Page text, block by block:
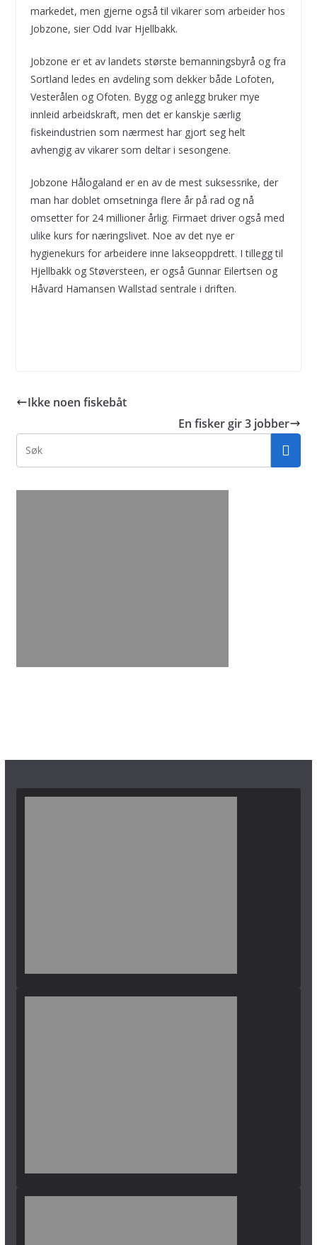
markedet, men gjerne også til vikarer som arbeider hos
Jobzone, sier Odd Ivar Hjellbakk.
Jobzone er et av landets største bemanningsbyrå og fra
Sortland ledes en avdeling som dekker både Lofoten,
Vesterålen og Ofoten. Bygg og anlegg bruker mye
innleid arbeidskraft, men det er kanskje særlig
fiskeindustrien som nærmest har gjort seg helt
avhengig av vikarer som deltar i sesongene.
Jobzone Hålogaland er en av de mest suksessrike, der
man har doblet omsetninga flere år på rad og nå
omsetter for 24 millioner årlig. Firmaet driver også med
ulike kurs for næringslivet. Noe av det nye er
hygienekurs for arbeidere inne lakseoppdrett. I tillegg til
Hjellbakk og Støversteen, er også Gunnar Eilertsen og
Håvard Hamansen Wallstad sentrale i driften.
Ikke noen fiskebåt
En fisker gir 3 jobber